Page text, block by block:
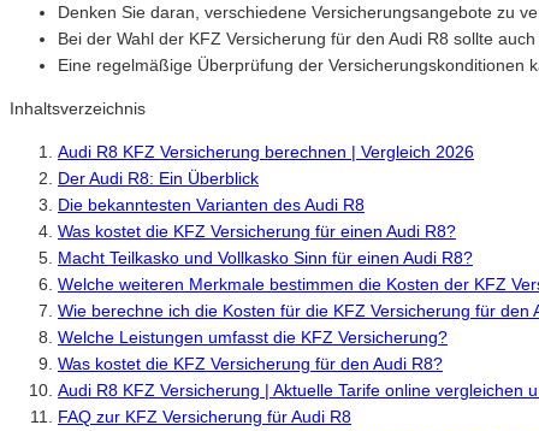
Denken Sie daran, verschiedene Versicherungsangebote zu
Bei der Wahl der KFZ Versicherung für den Audi R8 sollte
Eine regelmäßige Überprüfung der Versicherungskonditionen
Inhaltsverzeichnis
Audi R8 KFZ Versicherung berechnen | Vergleich 2026
Der Audi R8: Ein Überblick
Die bekanntesten Varianten des Audi R8
Was kostet die KFZ Versicherung für einen Audi R8?
Macht Teilkasko und Vollkasko Sinn für einen Audi R8?
Welche weiteren Merkmale bestimmen die Kosten der KFZ
Wie berechne ich die Kosten für die KFZ Versicherung für den
Welche Leistungen umfasst die KFZ Versicherung?
Was kostet die KFZ Versicherung für den Audi R8?
Audi R8 KFZ Versicherung | Aktuelle Tarife online vergleichen
FAQ zur KFZ Versicherung für Audi R8